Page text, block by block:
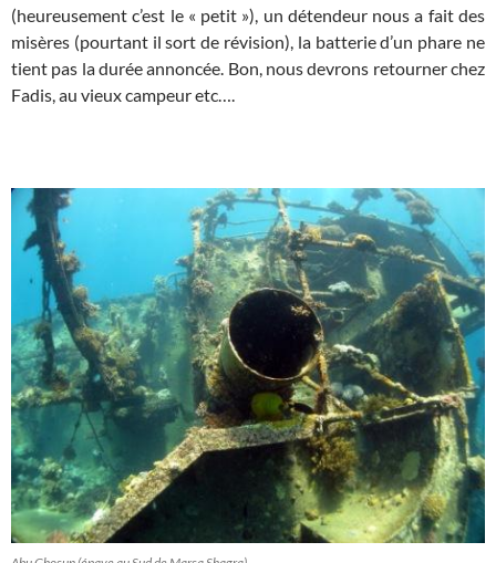
(heureusement c’est le « petit »), un détendeur nous a fait des
misères (pourtant il sort de révision), la batterie d’un phare ne
tient pas la durée annoncée. Bon, nous devrons retourner chez
Fadis, au vieux campeur etc….